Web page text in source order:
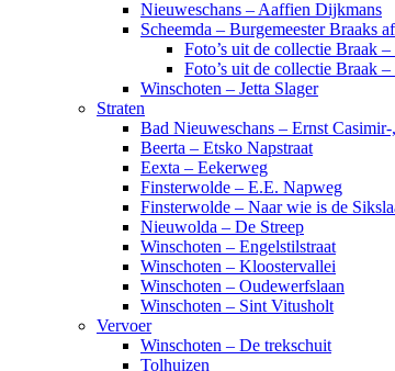
Nieuweschans – Aaffien Dijkmans
Scheemda – Burgemeester Braaks
Foto’s uit de collectie Braak
Foto’s uit de collectie Braak
Winschoten – Jetta Slager
Straten
Bad Nieuweschans – Ernst
Beerta – Etsko Napstraat
Eexta – Eekerweg
Finsterwolde – E.E. Napweg
Finsterwolde – Naar wie is de
Nieuwolda – De Streep
Winschoten – Engelstilstraat
Winschoten – Kloostervallei
Winschoten – Oudewerfslaan
Winschoten – Sint Vitusholt
Vervoer
Winschoten – De trekschuit
Tolhuizen